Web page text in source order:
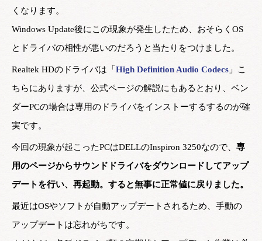
くなります。
Windows Update後にこの現象が発生したため、おそらくOS
とドライバの相性が悪いのだろうと当たりをつけました。
Realtek HDのドライバは「 High Definition Audio Codecs 」こ
ちらにありますが、公式ページの解説にもあるとおり、ベン
ダーPCの場合は専用のドライバをインストーするするのが確
実です。
今回の現象が起こったPCはDELLのInspiron 3250なので、 専
用のページからサウンドドライバをダウンロードしてアップ
デートを行い、再起動。すると無事に正常値に戻りました。
最近はOSやソフトが自動アップデートされるため、手動の
アップデートは忘れがちです。